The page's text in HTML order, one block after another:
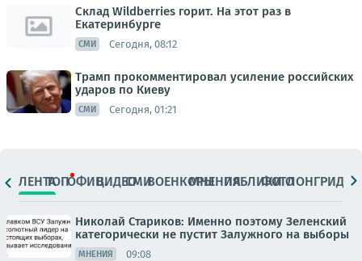
Склад Wildberries горит. На этот раз в
Екатеринбурге
СМИ Сегодня, 08:12
Трамп прокомментировал усиление российских
ударов по Киеву
СМИ Сегодня, 01:21
ЛЕНТАТОПОФИЦ.ВИДЕОСМИВОЕНКОРЫМНЕНИЯПАБЛИКИ
ФОТОЛОНГРИДЫ
Николай Стариков: Именно поэтому Зеленский
категорически не пустит Залужного на выборы
МНЕНИЯ 09:08